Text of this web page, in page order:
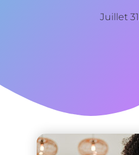
Juillet